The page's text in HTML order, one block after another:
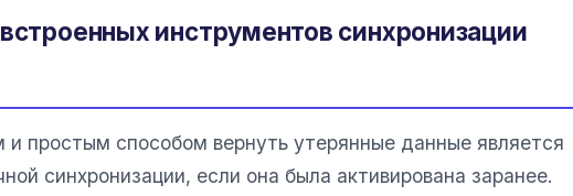
инструментов синхронизации
простым способом вернуть утерянные данные является
синхронизации, если она была активирована заранее.